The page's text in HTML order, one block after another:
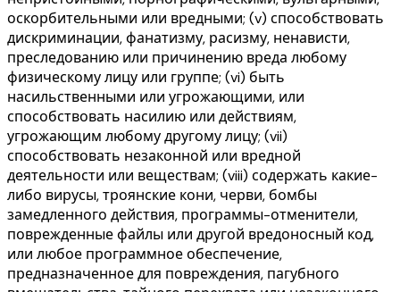
оскорбительными или вредными; (v) способствовать
дискриминации, фанатизму, расизму, ненависти,
преследованию или причинению вреда любому
физическому лицу или группе; (vi) быть
насильственными или угрожающими, или
способствовать насилию или действиям,
угрожающим любому другому лицу; (vii)
способствовать незаконной или вредной
деятельности или веществам; (viii) содержать какие-
либо вирусы, троянские кони, черви, бомбы
замедленного действия, программы-отменители,
поврежденные файлы или другой вредоносный код,
или любое программное обеспечение,
предназначенное для повреждения, пагубного